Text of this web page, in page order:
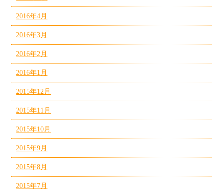
2016年4月
2016年3月
2016年2月
2016年1月
2015年12月
2015年11月
2015年10月
2015年9月
2015年8月
2015年7月